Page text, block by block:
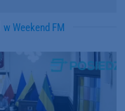
w Weekend FM